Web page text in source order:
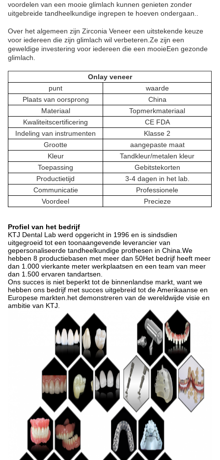
voordelen van een mooie glimlach kunnen genieten zonder
uitgebreide tandheelkundige ingrepen te hoeven ondergaan..
Over het algemeen zijn Zirconia Veneer een uitstekende keuze
voor iedereen die zijn glimlach wil verbeteren.Ze zijn een
geweldige investering voor iedereen die een mooieEen gezonde
glimlach.
Onlay veneer
punt
waarde
Plaats van oorsprong
China
Materiaal
Topmerkmateriaal
Kwaliteitscertificering
CE FDA
Indeling van instrumenten
Klasse 2
Grootte
aangepaste maat
Kleur
Tandkleur/metalen kleur
Toepassing
Gebitstekorten
Productietijd
3-4 dagen in het lab.
Communicatie
Professionele
Voordeel
Precieze
Profiel van het bedrijf
KTJ Dental Lab werd opgericht in 1996 en is sindsdien
uitgegroeid tot een toonaangevende leverancier van
gepersonaliseerde tandheelkundige prothesen in China.We
hebben 8 productiebasen met meer dan 50Het bedrijf heeft meer
dan 1.000 vierkante meter werkplaatsen en een team van meer
dan 1.500 ervaren tandartsen.
Ons succes is niet beperkt tot de binnenlandse markt, want we
hebben ons bedrijf met succes uitgebreid tot de Amerikaanse en
Europese markten.het demonstreren van de wereldwijde visie en
ambitie van KTJ.